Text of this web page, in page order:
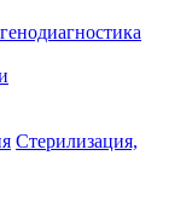
Стерилизация,